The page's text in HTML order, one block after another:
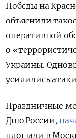
Победы на
объяснили
оперативной
о
Украины.
усилились
Праздничные
Дню России,
площади в